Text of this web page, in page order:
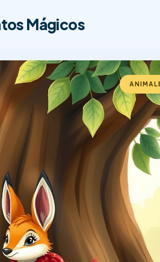
Mágicos